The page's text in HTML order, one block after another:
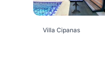
Villa Cipanas